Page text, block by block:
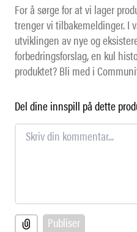
For å sørge for at vi lager
trenger vi tilbakemeldinger. I
utviklingen av nye og
forbedringsforslag, en kul
produktet? Bli med i
Del dine innspill på dette
Publiser